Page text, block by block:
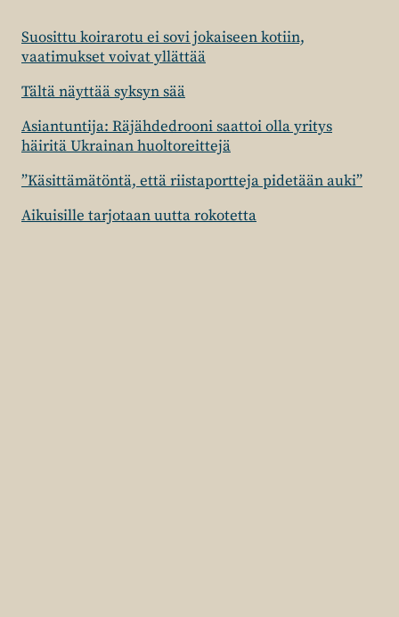
Suosittu koirarotu ei sovi jokaiseen kotiin,
vaatimukset voivat yllättää
Tältä näyttää syksyn sää
Asiantuntija: Räjähdedrooni saattoi olla yritys
häiritä Ukrainan huoltoreittejä
”Käsittämätöntä, että riistaportteja pidetään auki”
Aikuisille tarjotaan uutta rokotetta